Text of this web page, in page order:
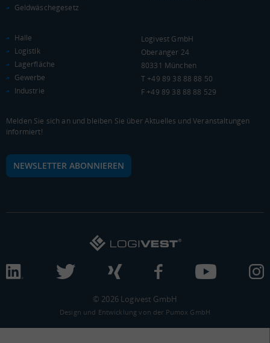
Euro pro Kopf
(Landkreis / Kreisfreie Stadt)
KAUFKRAFT - EURO PRO KOPF
0 € 20.000 € 40.000 €
Bundesland
(LANDKREIS / KREISFREIE STADT)
Gesamt BIP je Erwerbstätigen BIP je Einwohner
Geldwäschegesetz
Halle
Logistik
Lagerfläche
Gewerbe
Industrie
Logivest GmbH
Oberanger 24
80331 München
T +49 89 38 88 88 50
F +49 89 38 88 88 529
Melden Sie sich an und bleiben Sie über Aktuelles und Veranstaltungen
informiert!
NEWSLETTER ABONNIEREN
© 2026 Logivest GmbH
Design und Entwicklung von der Pumox GmbH